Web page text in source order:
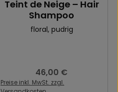
Teint de Neige – Hair
Shampoo
floral, pudrig
Regulärer Preis:
46,00 €
Preise inkl. MwSt. zzgl.